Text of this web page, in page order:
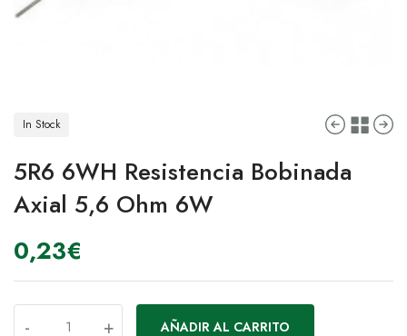
In Stock
5R6 6WH Resistencia Bobinada
Axial 5,6 Ohm 6W
0,23€
- + AÑADIR AL CARRITO